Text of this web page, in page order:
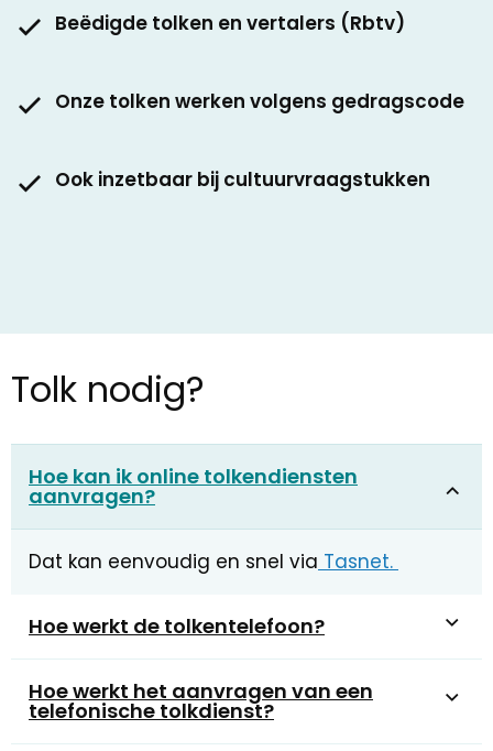
Beëdigde tolken en vertalers (Rbtv)
Onze tolken werken volgens gedragscode
Ook inzetbaar bij cultuurvraagstukken
Tolk nodig?
Hoe kan ik online tolkendiensten
aanvragen?
Dat kan eenvoudig en snel via Tasnet.
Hoe werkt de tolkentelefoon?
Hoe werkt het aanvragen van een
telefonische tolkdienst?